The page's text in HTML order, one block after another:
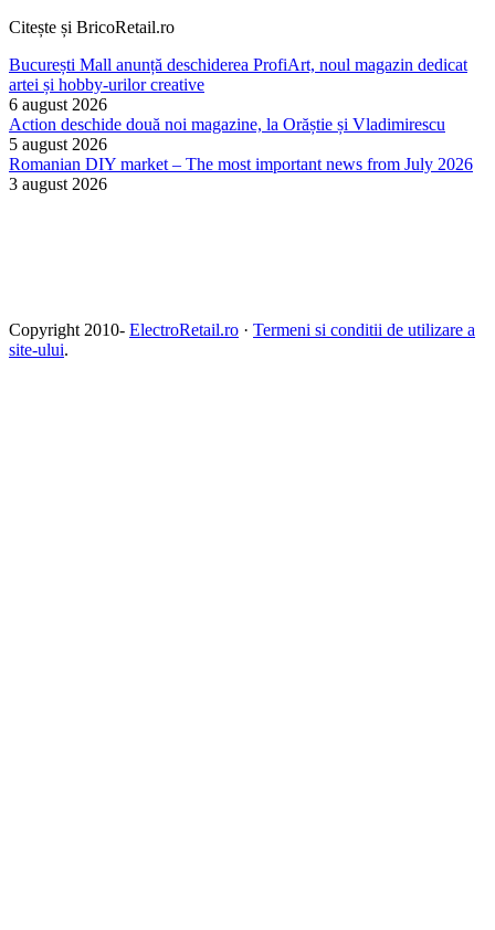
Citește și BricoRetail.ro
București Mall anunță deschiderea ProfiArt, noul magazin dedicat
artei și hobby-urilor creative
6 august 2026
Action deschide două noi magazine, la Orăștie și Vladimirescu
5 august 2026
Romanian DIY market – The most important news from July 2026
3 august 2026
Copyright 2010- ElectroRetail.ro · Termeni si conditii de utilizare a
site-ului.